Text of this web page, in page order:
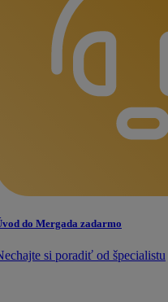
do Mergada zadarmo
si poradiť od špecialistu